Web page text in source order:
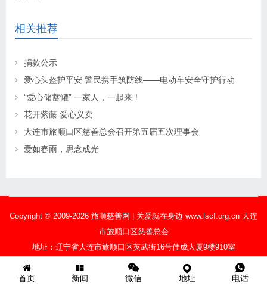
相关推荐
捐款公示
爱心头盔护平安 警民携手筑防线——电动车安全守护行动
“爱心储蓄罐” 一家人，一起来！
花开紫藤 爱心义卖
大连市旅顺口区慈善总会召开第五届五次理事会
爱如春雨，思念成光
Copyright © 2009-2026 旅顺慈善网 | 关爱就在身边 www.lscf.org.cn 大连
市旅顺口区慈善总会
地址：辽宁省大连市旅顺口区英武街16号佳成大厦9楼910室
ICP备案号：辽ICP备18006489号-1
公安备案号：21021202000303
首页 新闻 微信 地址 电话